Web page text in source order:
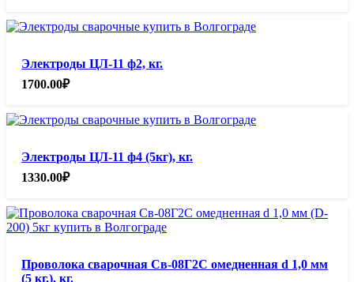
Электроды ЦЛ-11 ф2, кг.
1700.00₽
Электроды ЦЛ-11 ф4 (5кг), кг.
1330.00₽
Проволока сварочная Св-08Г2С омедненная d 1,0 мм
(5 кг.), кг.